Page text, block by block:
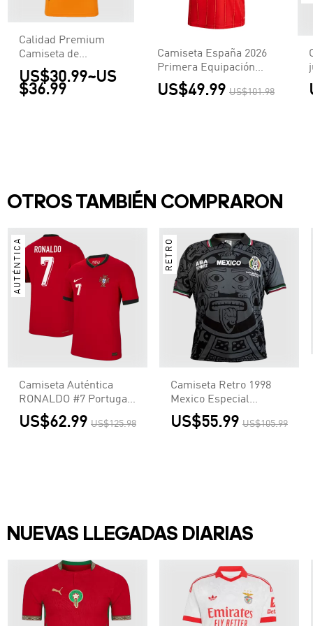
Calidad Premium
Camiseta de
McLaren F1 Racing
Team Set Up T-Shirt
Orange Hombre
US$30.99~US
$36.99
Camiseta España 2026
Primera Equipación
Copa del Mundo -
Versión
US$49.99 US$101.98
OTROS TAMBIÉN COMPRARON
AUTÉNTICA
Camiseta Auténtica
RONALDO #7 Portugal
Euro Primera
Equipación Local
US$62.99 US$125.98
RETRO
Camiseta Retro 1998
Mexico Especial
Hombre - Versión
Hincha
US$55.99 US$105.99
NUEVAS LLEGADAS DIARIAS